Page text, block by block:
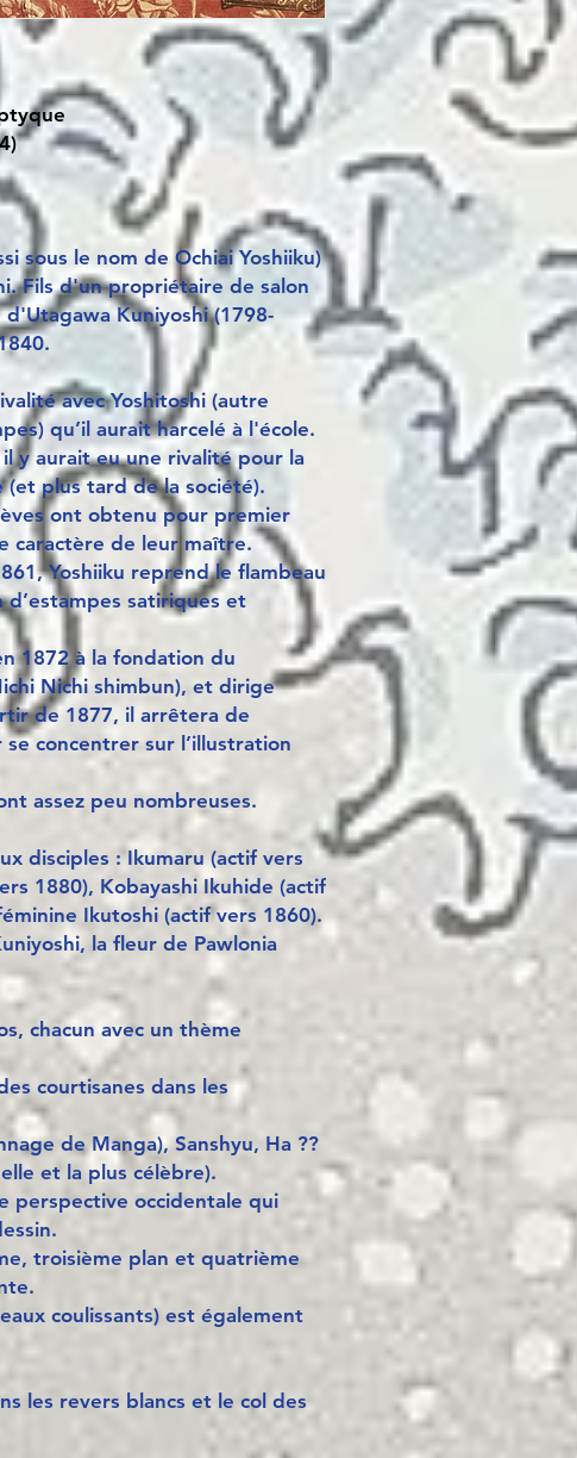
sous le nom de Ochiai Yoshiiku)
Fils d'un propriétaire de salon
Kuniyoshi (1798-
avec Yoshitoshi (autre
qu’il aurait harcelé à l'école.
y aurait eu une rivalité pour la
(et plus tard de la société).
ont obtenu pour premier
caractère de leur maître.
Yoshiiku reprend le flambeau
satiriques et
1872 à la fondation du
Nichi shimbun), et dirige
de 1877, il arrêtera de
concentrer sur l’illustration
assez peu nombreuses.
disciples : Ikumaru (actif vers
1880), Kobayashi Ikuhide (actif
Ikutoshi (actif vers 1860).
la fleur de Pawlonia
chacun avec un thème
courtisanes dans les
de Manga), Sanshyu, Ha ??
et la plus célèbre).
perspective occidentale qui
troisième plan et quatrième
coulissants) est également
les revers blancs et le col des